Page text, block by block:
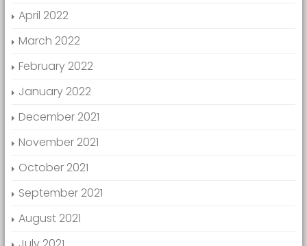
April 2022
March 2022
February 2022
January 2022
December 2021
November 2021
October 2021
September 2021
August 2021